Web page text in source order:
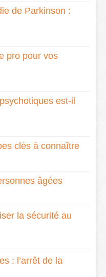
de Parkinson :
pro pour vos
est-il
clés à connaître
âgées
la sécurité au
: l’arrêt de la